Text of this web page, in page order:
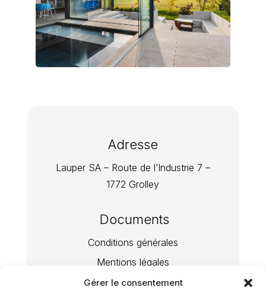
Gérer le consentement
Adresse
Lauper SA – Route de l’Industrie 7 –
1772 Grolley
Documents
Conditions générales
Mentions légales
Politique de confidentialité